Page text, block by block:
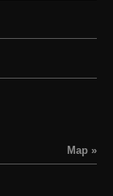
Map »